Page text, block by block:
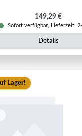
Regulärer Preis:
149,29 €
Sofort verfügbar, Lieferzeit: 2-
Details
Lager!